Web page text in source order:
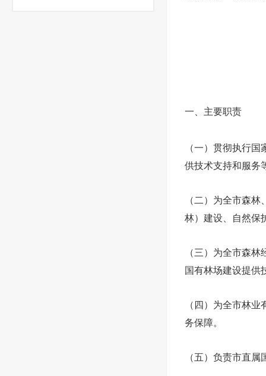
一、主要职责
（一）贯彻执行
供技术支持和服务
（二）为全市森
林）建设、自然保
（三）为全市森
国有林场建设提供
（四）为全市林
务保障。
（五）负责市直